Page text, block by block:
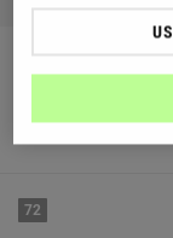
Vladimir
72